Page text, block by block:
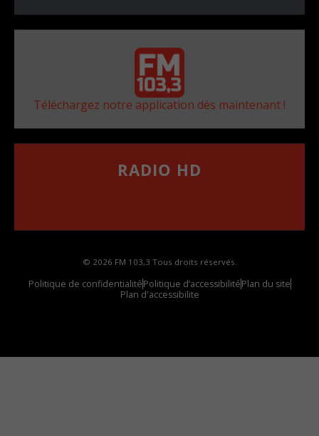
Téléchargez notre application dès maintenant !
RADIO HD
© 2026 FM 103,3 Tous droits réservés.
Politique de confidentialitéPolitique d’accessibilitéPlan du site
Plan d'accessibilite